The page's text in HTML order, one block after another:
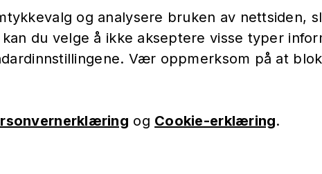
og analysere bruken av nettsiden,
du velge å ikke akseptere visse typer
Vær oppmerksom på at
og Cookie-erklæring.